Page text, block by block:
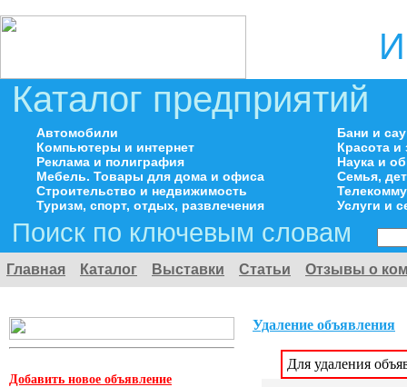
Каталог предприятий
Автомобили
Компьютеры и интернет
Реклама и полиграфия
Мебель. Товары для дома и офиса
Строительство и недвижимость
Туризм, спорт, отдых, развлечения
Бани и
Красота
Наука и
Семья,
Услуги и
Поиск по ключевым словам
Главная Каталог Выставки Статьи Отзывы о
Добавить новое объявление
Удаление объявления
Для удаления